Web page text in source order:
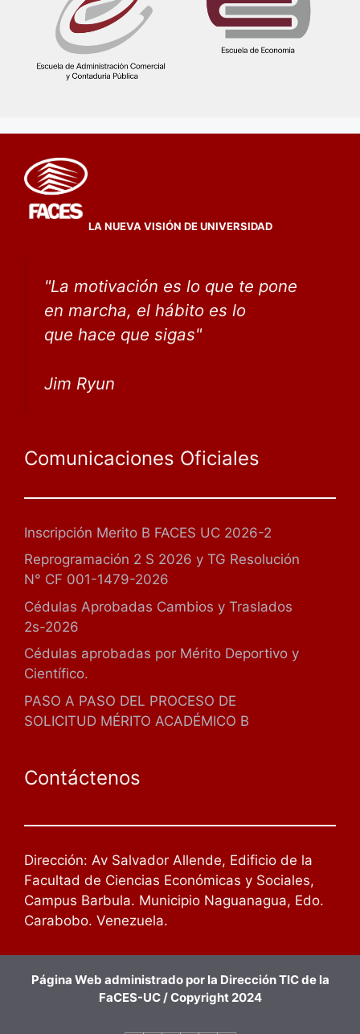
LA NUEVA VISIÓN DE UNIVERSIDAD
"La motivación es lo que te pone
en marcha, el hábito es lo
que hace que sigas"
Jim Ryun
Comunicaciones Oficiales
Inscripción Merito B FACES UC 2026-2
Reprogramación 2 S 2026 y TG Resolución
N° CF 001-1479-2026
Cédulas Aprobadas Cambios y Traslados
2s-2026
Cédulas aprobadas por Mérito Deportivo y
Científico.
PASO A PASO DEL PROCESO DE
SOLICITUD MÉRITO ACADÉMICO B
Contáctenos
Dirección: Av Salvador Allende, Edificio de la
Facultad de Ciencias Económicas y Sociales,
Campus Barbula. Municipio Naguanagua, Edo.
Carabobo. Venezuela.
Página Web administrado por la Dirección TIC de la
FaCES-UC / Copyright 2024